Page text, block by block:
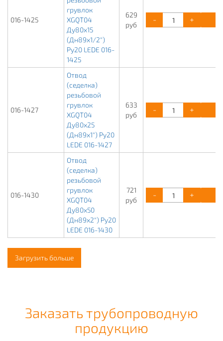
016-1425
грувлок
XGQT04
Ду80х15
(Дн89х1/2")
Ру20 LEDE 016-
1425
629
руб
- +
016-1427
Отвод
(седелка)
резьбовой
грувлок
XGQT04
Ду80х25
(Дн89х1") Ру20
LEDE 016-1427
633
руб
- +
016-1430
Отвод
(седелка)
резьбовой
грувлок
XGQT04
Ду80х50
(Дн89х2") Ру20
LEDE 016-1430
721
руб
- +
Загрузить больше
Заказать трубопроводную
продукцию